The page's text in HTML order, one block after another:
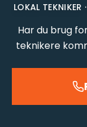
LOKAL TEKNIKER
Har du brug
teknikere